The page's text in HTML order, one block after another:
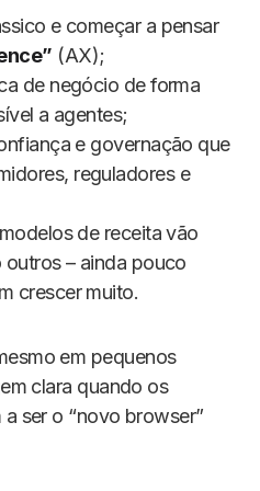
e começar a pensar
(AX);
de negócio de forma
a agentes;
e governação que
reguladores e
de receita vão
outros – ainda pouco
crescer muito.
em pequenos
clara quando os
ser o “novo browser”